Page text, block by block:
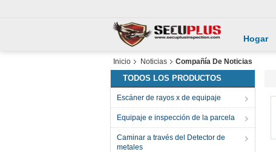
Hogar
Inicio Noticias Compañía De Noticias
TODOS LOS PRODUCTOS
Escáner de rayos x de equipaje
Equipaje e inspección de la parcela
Caminar a través del Detector de
metales